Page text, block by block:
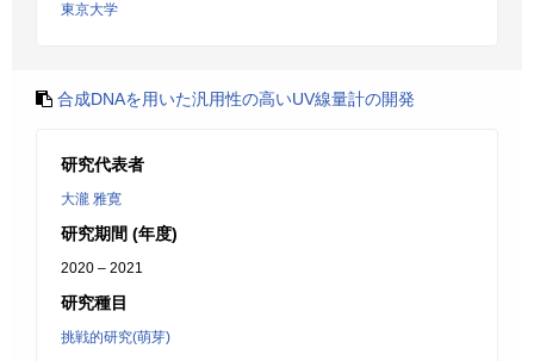
東京大学
合成DNAを用いた汎用性の高いUV線量計の開発
研究代表者
大瀧 雅寛
研究期間 (年度)
2020 – 2021
研究種目
挑戦的研究(萌芽)